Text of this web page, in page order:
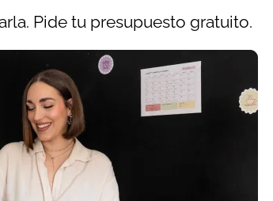
Pide tu presupuesto gratuito.